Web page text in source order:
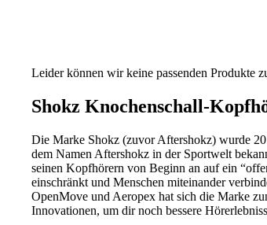
Leider können wir keine passenden Produkte
Shokz Knochenschall-
Die Marke Shokz (zuvor Aftershokz) wurde
dem Namen Aftershokz in der Sportwelt
seinen Kopfhörern von Beginn an auf ein
einschränkt und Menschen miteinander
OpenMove und Aeropex hat sich die Marke
Innovationen, um dir noch bessere